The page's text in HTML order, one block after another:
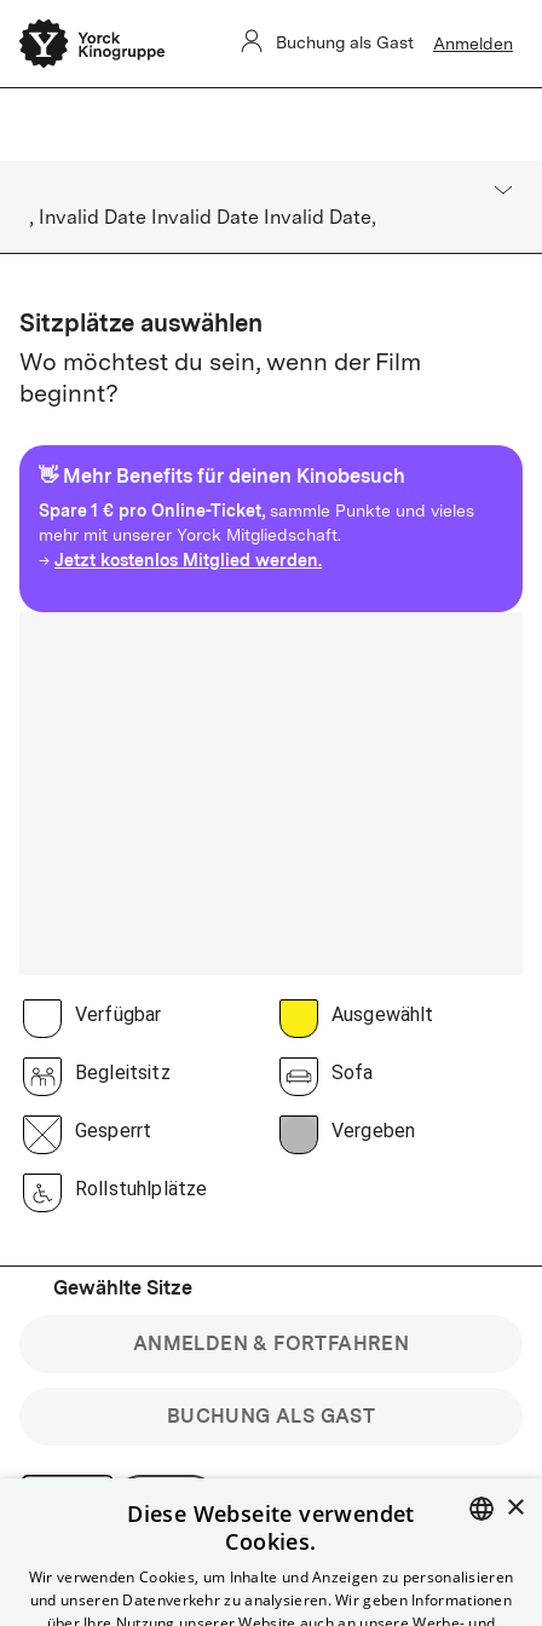
Yorck Unlimited-Aboverwaltung ist derzeit eingeschränkt.
Buchungen sind nicht betroffen.
Buchung als Gast Anmelden
, Invalid Date Invalid Date Invalid Date,
Sitzplätze auswählen
Wo möchtest du sein, wenn der Film
beginnt?
👋 Mehr Benefits für deinen Kinobesuch
Spare1 € pro Online-Ticket, sammle Punkte und vieles
mehr mit unserer Yorck Mitgliedschaft.
→ Jetzt kostenlos Mitglied werden.
Verfügbar Ausgewählt
Begleitsitz Sofa
Gesperrt Vergeben
Rollstuhlplätze
Gewählte Sitze
BUCHUNG ALS GAST
ANMELDEN & FORTFAHREN
Bitte beachte: Gastbuchungen sind nicht stornierbar.
Registriere dich kostenlos für bis zu 90 min vor Filmbeginn
stornierbare Tickets für reguläre Vorstellungen.
ENGLISH
×
Diese Webseite verwendet
Cookies.
Wir verwenden Cookies, um Inhalte und Anzeigen zu personalisieren
und unseren Datenverkehr zu analysieren. Wir geben Informationen